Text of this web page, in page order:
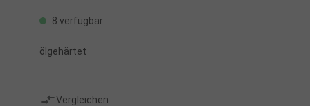
8 verfügbar
ölgehärtet
Vergleichen